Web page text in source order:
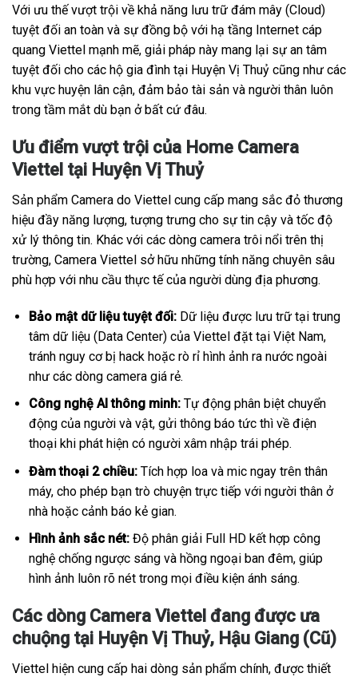
Với ưu thế vượt trội về khả năng lưu trữ đám mây (Cloud)
tuyệt đối an toàn và sự đồng bộ với hạ tầng Internet cáp
quang Viettel mạnh mẽ, giải pháp này mang lại sự an tâm
tuyệt đối cho các hộ gia đình tại Huyện Vị Thuỷ cũng như các
khu vực huyện lân cận, đảm bảo tài sản và người thân luôn
trong tầm mắt dù bạn ở bất cứ đâu.
Ưu điểm vượt trội của Home Camera
Viettel tại Huyện Vị Thuỷ
Sản phẩm Camera do Viettel cung cấp mang sắc đỏ thương
hiệu đầy năng lượng, tượng trưng cho sự tin cậy và tốc độ
xử lý thông tin. Khác với các dòng camera trôi nổi trên thị
trường, Camera Viettel sở hữu những tính năng chuyên sâu
phù hợp với nhu cầu thực tế của người dùng địa phương.
Bảo mật dữ liệu tuyệt đối:Dữ liệu được lưu trữ tại trung
tâm dữ liệu (Data Center) của Viettel đặt tại Việt Nam,
tránh nguy cơ bị hack hoặc rò rỉ hình ảnh ra nước ngoài
như các dòng camera giá rẻ.
Công nghệ AI thông minh:Tự động phân biệt chuyển
động của người và vật, gửi thông báo tức thì về điện
thoại khi phát hiện có người xâm nhập trái phép.
Đàm thoại 2 chiều:Tích hợp loa và mic ngay trên thân
máy, cho phép bạn trò chuyện trực tiếp với người thân ở
nhà hoặc cảnh báo kẻ gian.
Hình ảnh sắc nét:Độ phân giải Full HD kết hợp công
nghệ chống ngược sáng và hồng ngoại ban đêm, giúp
hình ảnh luôn rõ nét trong mọi điều kiện ánh sáng.
Các dòng Camera Viettel đang được ưa
chuộng tại Huyện Vị Thuỷ, Hậu Giang (Cũ)
Viettel hiện cung cấp hai dòng sản phẩm chính, được thiết